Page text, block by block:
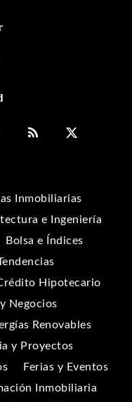
Inmobiliarias
e Ingeniería
Bolsa e Índices
Hipotecario
Negocios
Renovables
y Proyectos
Ferias y Eventos
Inmobiliaria